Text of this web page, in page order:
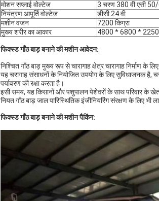
मोशन सप्लाई वोल्टेज
3 चरण 380 वी एसी
नियंत्रण आपूर्ति वोल्टेज
डीसी 24 वी
मशीन वजन
7200 किग्रा
मुख्य शरीर का आकार
4800 * 6800 * 2250
फिक्स्ड गाँठ बाड़ बनाने की मशीन आवेदन:
निश्चित गाँठ बाड़ मुख्य रूप से चारागाह क्षेत्र चारागाह निर्माण के
यह चरागाह संसाधनों के नियोजित उपयोग के लिए सुविधाजनक है,
पर्यावरण की रक्षा करता है।
इसी समय, यह किसानों और पशुपालन पेशेवरों के साथ परिवार के
नियत गाँठ बाड़ जाल पारिस्थितिक इंजीनियरिंग संरक्षण के लिए भी
फिक्स्ड गाँठ बाड़ बनाने की मशीन पैकिंग: